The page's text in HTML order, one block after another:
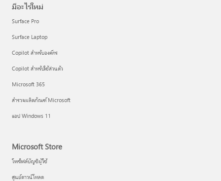
มีอะไรใหม่
Surface Pro
Surface Laptop
Copilot สำหรับองค์กร
Copilot สำหรับใช้ส่วนตัว
Microsoft 365
สำรวจผลิตภัณฑ์ Microsoft
แอป Windows 11
Microsoft Store
โพรไฟล์บัญชีผู้ใช้
ศูนย์ดาวน์โหลด